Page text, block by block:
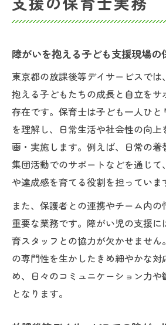
方
力
保育士が放課後等デイサービ
は
障がいを抱える子どもと
力
放課後等デイサービスで
は
保育士が実感する障がい児
子どもの変化を支える保
保育士同士の連携で実感
障がい児支援なら東京都の保
東京都で保育士が障がい
障がいを抱える子ども支援
障がいを抱える子ども支援現場の
東京都の放課後等デイサービスでは
抱える子どもたちの成長と自立をサ
存在です。保育士は子ども一人ひ
を理解し、日常生活や社会性の向
画・実施します。例えば、日常の着
集団活動でのサポートなどを通じ
や達成感を育てる役割を担っていま
また、保護者との連携やチーム内
重要な業務です。障がい児の支援
育スタッフとの協力が欠かせませ
の専門性を生かしたきめ細やかな対
め、日々のコミュニケーション力
となります。